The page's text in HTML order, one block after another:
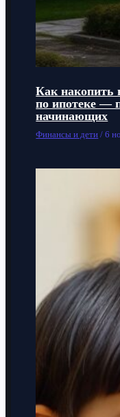
Как накопить
по ипотеке —
начинающих
Финансы и дети /6